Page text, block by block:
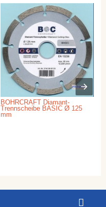
BOHRCRAFT Diamant-
Trennscheibe BASIC Ø 125
mm